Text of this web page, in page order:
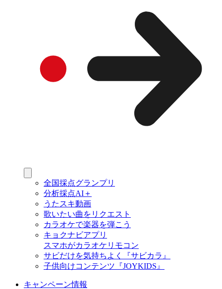
全国採点グランプリ
分析採点AI＋
うたスキ動画
歌いたい曲をリクエスト
カラオケで楽器を弾こう
キョクナビアプリ
スマホがカラオケリモコン
サビだけを気持ちよく『サビカラ』
子供向けコンテンツ『JOYKIDS』
キャンペーン情報